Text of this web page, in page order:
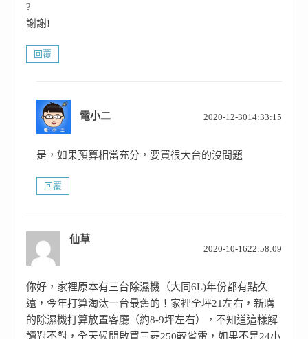
?
謝謝!
回覆
電小二 2020-12-3014:33:15
是，如果預算相當充分，要買很大台的沒問題
回覆
仙草
2020-10-1622:58:09
你好，家裡原本有三台除濕機（大同6L)年份都有點久
遠，今年打算淘汰一台最舊的！家裡全坪21左右，新購
的除濕機打算放置客廳（約8-9坪左右），不知道這樣解
讀對不對，全天候開啟買三菱250較省電，如果不是24小